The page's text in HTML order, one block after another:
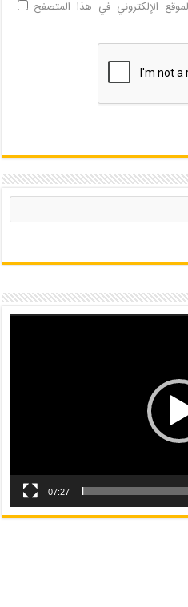
الإلكتروني في هذا المتصفح
07:27